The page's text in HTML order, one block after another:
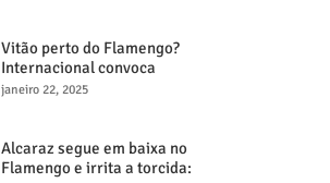
Vitão perto do Flamengo?
Internacional convoca
reunião decisiva para tentar
janeiro 22, 2025
Alcaraz segue em baixa no
Flamengo e irrita a torcida: